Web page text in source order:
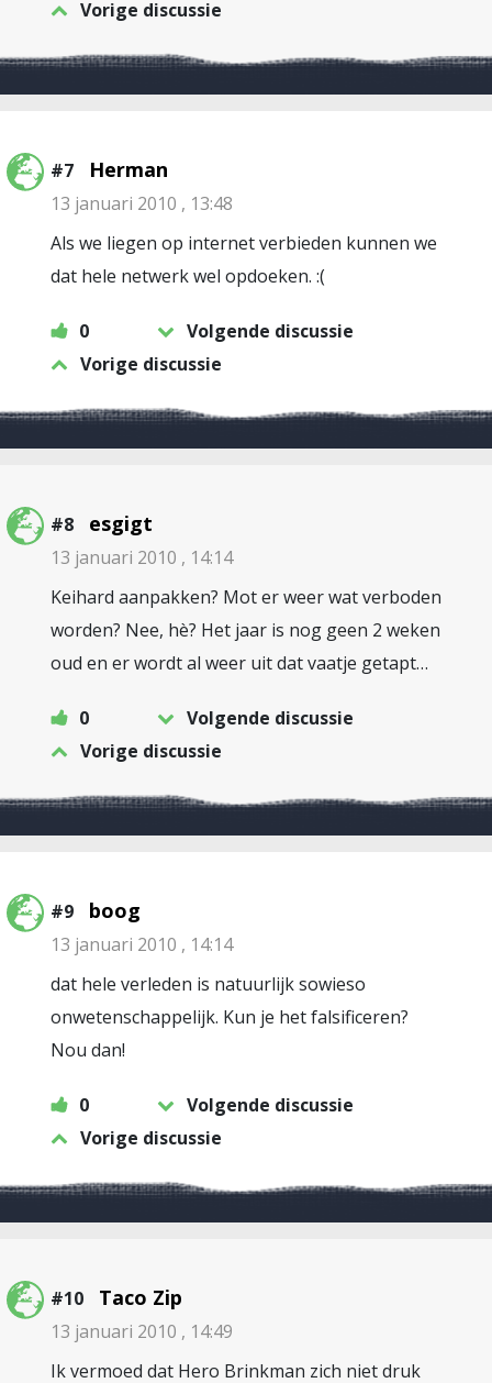
Vorige discussie
#7 Herman
13 januari 2010 , 13:48
Als we liegen op internet verbieden kunnen we
dat hele netwerk wel opdoeken. :(
0
Volgende discussie
Vorige discussie
#8 esgigt
13 januari 2010 , 14:14
Keihard aanpakken? Mot er weer wat verboden
worden? Nee, hè? Het jaar is nog geen 2 weken
oud en er wordt al weer uit dat vaatje getapt…
0
Volgende discussie
Vorige discussie
#9 boog
13 januari 2010 , 14:14
dat hele verleden is natuurlijk sowieso
onwetenschappelijk. Kun je het falsificeren?
Nou dan!
0
Volgende discussie
Vorige discussie
#10 Taco Zip
13 januari 2010 , 14:49
Ik vermoed dat Hero Brinkman zich niet druk